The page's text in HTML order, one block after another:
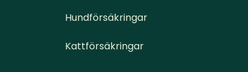
Hundförsäkringar
Kattförsäkringar